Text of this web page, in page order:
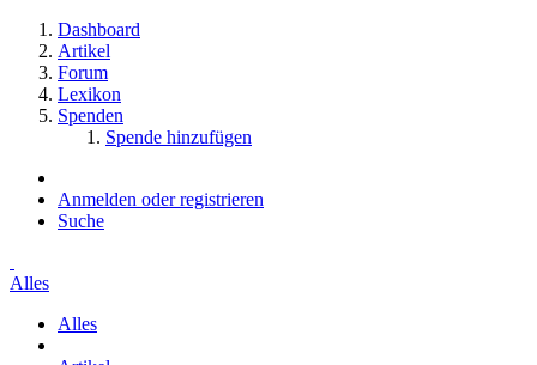
Dashboard
Artikel
Forum
Lexikon
Spenden
Spende hinzufügen
Anmelden oder registrieren
Suche
Alles
Alles